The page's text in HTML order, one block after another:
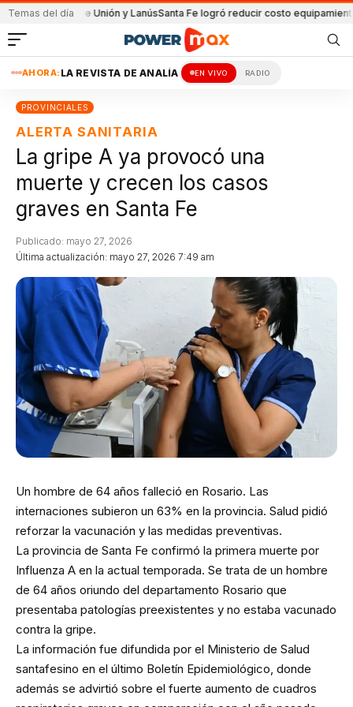
Temas del día
de Unión y LanúsSanta Fe logró reducir costo equipamiento
AHORA: LA REVISTA DE ANALÍA EN VIVO RADIO
PROVINCIALES
ALERTA SANITARIA
La gripe A ya provocó una
muerte y crecen los casos
graves en Santa Fe
Última actualización: mayo 27, 2026 7:49 am
Publicado: mayo 27, 2026
Un hombre de 64 años falleció en Rosario. Las
internaciones subieron un 63% en la provincia. Salud pidió
reforzar la vacunación y las medidas preventivas.
La provincia de Santa Fe confirmó la primera muerte por
Influenza A en la actual temporada. Se trata de un hombre
de 64 años oriundo del departamento Rosario que
presentaba patologías preexistentes y no estaba vacunado
contra la gripe.
La información fue difundida por el Ministerio de Salud
santafesino en el último Boletín Epidemiológico, donde
además se advirtió sobre el fuerte aumento de cuadros